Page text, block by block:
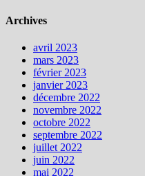
Archives
avril 2023
mars 2023
février 2023
janvier 2023
décembre 2022
novembre 2022
octobre 2022
septembre 2022
juillet 2022
juin 2022
mai 2022